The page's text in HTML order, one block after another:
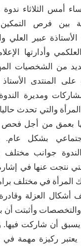
مساء أمس الثلاثاء
بين فرص
عبير العلي
وأدارتها
من الشخصيات
المنتدى
ومديرة
والتي تحدث
بعمق من أجل فحص
بشكل عام.
جوانب
في مختلف
أشكال العزلة
وأثبتت أن
يسبق أن شاركت فيها.
يعتبر ركيزة مهمة في